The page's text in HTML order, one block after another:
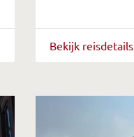
Bekijk reisdetails